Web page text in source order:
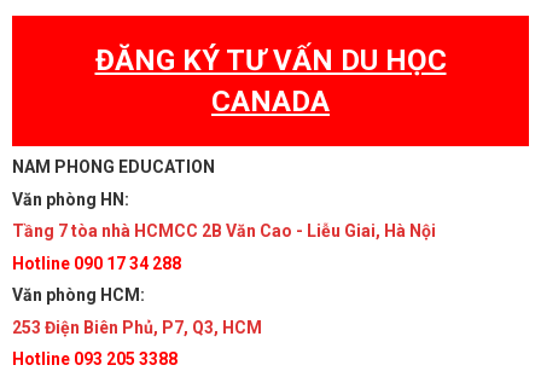
ĐĂNG KÝ TƯ VẤN DU HỌC
CANADA
NAM PHONG EDUCATION
Văn phòng HN:
Tầng 7 tòa nhà HCMCC 2B Văn Cao - Liễu Giai, Hà Nội
Hotline 090 17 34 288
Văn phòng HCM:
253 Điện Biên Phủ, P7, Q3, HCM
Hotline 093 205 3388